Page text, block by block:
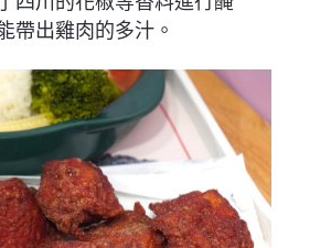
帶出雞肉的多汁。